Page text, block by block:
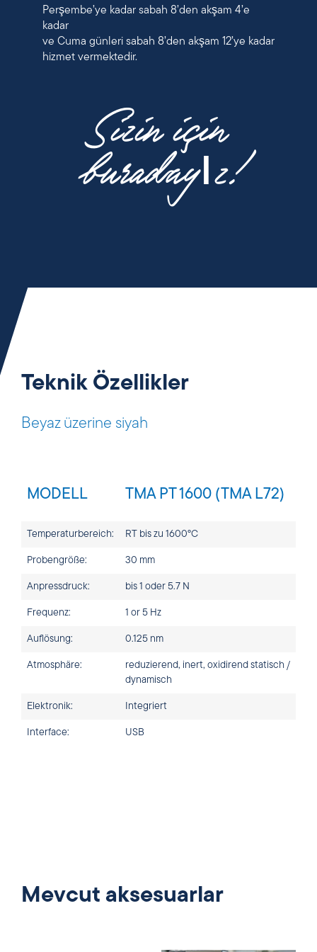
Perşembe’ye kadar sabah 8’den akşam 4’e
kadar
ve Cuma günleri sabah 8’den akşam 12’ye kadar
hizmet vermektedir.
Sizin için
buradayız!
Teknik Özellikler
Beyaz üzerine siyah
MODELL TMA PT 1600 (TMA L72)
Temperaturbereich: RT bis zu 1600°C
Probengröße: 30 mm
Anpressdruck: bis 1 oder 5.7 N
Frequenz: 1 or 5 Hz
Auflösung: 0.125 nm
Atmosphäre:
reduzierend, inert, oxidirend statisch /
dynamisch
Elektronik: Integriert
Interface: USB
Mevcut aksesuarlar